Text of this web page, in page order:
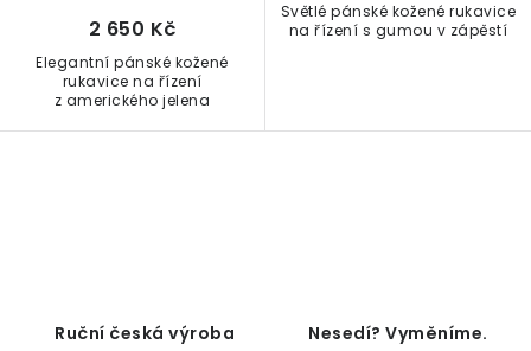
Elegantní pánské kožené
rukavice na řízení
z amerického jelena
2 650 Kč
Světlé pánské kožené rukavice
na řízení s gumou v zápěstí
Ruční česká výroba Nesedí? Vyměníme.